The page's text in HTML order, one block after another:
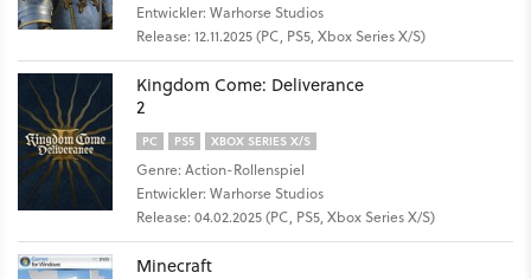
Entwickler: Warhorse Studios
Release: 12.11.2025 (PC, PS5, Xbox Series X/S)
Kingdom Come: Deliverance
2
PC PS5 XBOX SERIES X/S
Genre: Action-Rollenspiel
Entwickler: Warhorse Studios
Release: 04.02.2025 (PC, PS5, Xbox Series X/S)
Minecraft